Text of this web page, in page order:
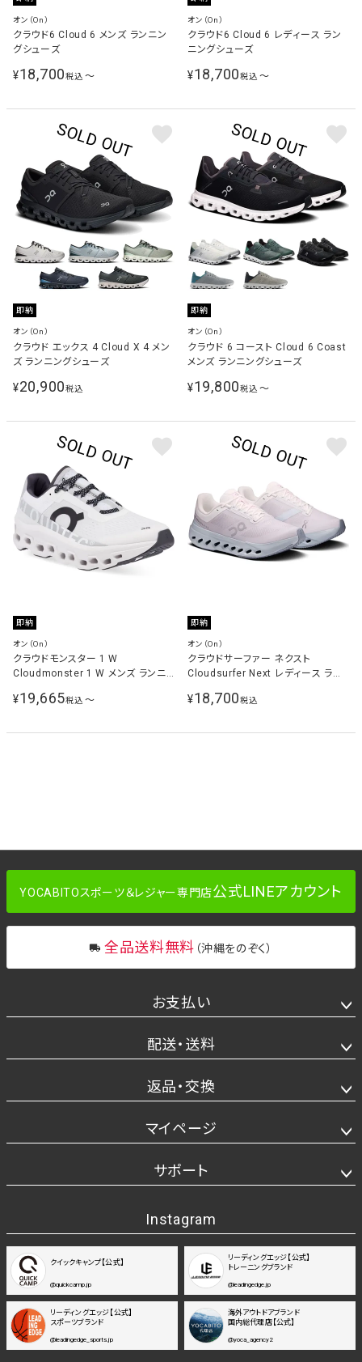
オン（On）
クラウド6 Cloud 6 メンズ ランニン
グシューズ
¥18,700税込 〜
オン（On）
クラウド6 Cloud 6 レディース ラン
ニングシューズ
¥18,700税込 〜
即納
オン（On）
クラウド エックス 4 Cloud X 4 メン
ズ ランニングシューズ
¥20,900税込
即納
オン（On）
クラウド 6 コースト Cloud 6 Coast
メンズ ランニングシューズ
¥19,800税込 〜
即納
オン（On）
クラウドモンスター 1 W
Cloudmonster 1 W メンズ ランニ
61.98434 All White
¥19,665税込 〜
即納
オン（On）
クラウドサーファー ネクスト
Cloudsurfer Next レディース ラン
3WE30054721 Peony | Heather
¥18,700税込
YOCABITOスポーツ＆レジャー専門店公式LINEアカウント
全品送料無料 （沖縄をのぞく）
お支払い
配送・送料
返品・交換
マイページ
サポート
Instagram
クイックキャンプ【公式】
@quickcamp.jp
リーディングエッジ【公式】
トレーニングブランド
@leadingedge.jp
リーディングエッジ【公式】
スポーツブランド
@leadingedge_sports.jp
海外アウトドアブランド
国内総代理店【公式】
@yoca_agency2